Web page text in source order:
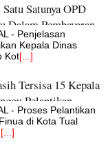
Satunya OPD
Dalam Pembayaran
- Penjelasan
Kepala Dinas
Kot[...]
Tersisa 15 Kepala
Pelantikan
- Proses Pelantikan
di Kota Tual
[...]